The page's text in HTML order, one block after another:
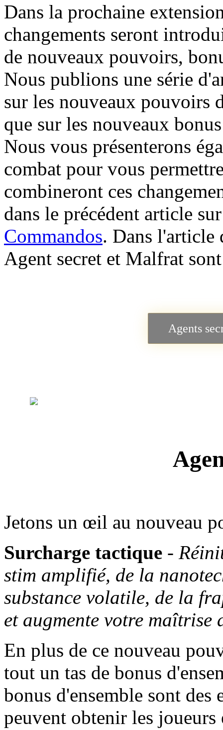
Dans la prochaine
changements seront
de nouveaux pouvoirs,
Nous publions une série
sur les nouveaux pouvoirs
que sur les nouveaux
Nous vous présenterons
combat pour vous
combineront ces
dans le précédent article
Commandos. Dans l'article
Agent secret et Malfrat
Agents
Jetons un œil au nouveau
Surcharge tactique -
stim amplifié, de la
substance volatile, de la
et augmente votre maîtrise
En plus de ce nouveau
tout un tas de bonus
bonus d'ensemble sont des
peuvent obtenir les